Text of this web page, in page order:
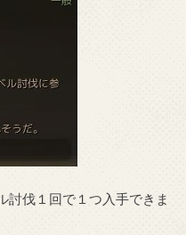
討伐１回で１つ入手できま